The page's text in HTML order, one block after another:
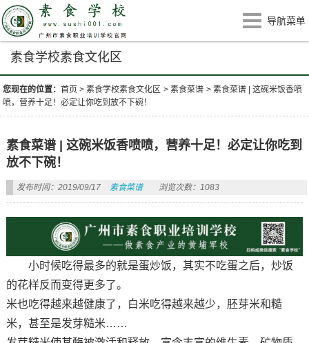
导航菜单
素食学校素食文化区
您现在的位置：首页 >素食学校素食文化区 >素食菜谱 >素食菜谱 | 这碗米饭香喷
喷，营养十足！必定让你吃到放不下碗！
素食菜谱 | 这碗米饭香喷喷，营养十足！必定让你吃到
放不下碗！
发布时间：2019/09/17 素食菜谱 浏览次数：1083
小时候吃得最多的就是蛋炒饭，其实不吃蛋之后，炒饭
的花样反而变得更多了。
米也吃得越来越健康了，白米吃得越来越少，胚芽米和糙
米，甚至是发芽糙米……